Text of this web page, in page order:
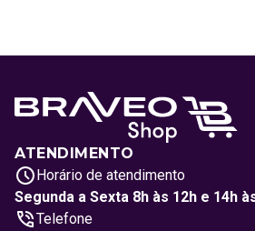
ATENDIMENTO
Horário de atendimento
Segunda a Sexta 8h às 12h e 14h
Telefone